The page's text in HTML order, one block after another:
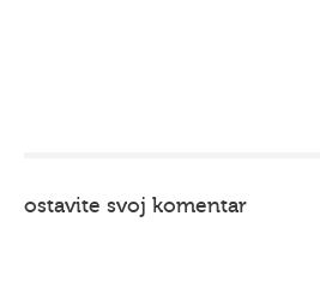
ostavite svoj komentar